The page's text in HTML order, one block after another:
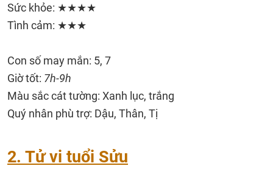
Sức khỏe: ★★★★
Tình cảm: ★★★
Con số may mắn: 5, 7
Giờ tốt: 7h-9h
Màu sắc cát tường: Xanh lục, trắng
Quý nhân phù trợ: Dậu, Thân, Tị
2. Tử vi tuổi Sửu